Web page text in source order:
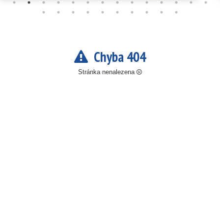
Chyba 404
Stránka nenalezena